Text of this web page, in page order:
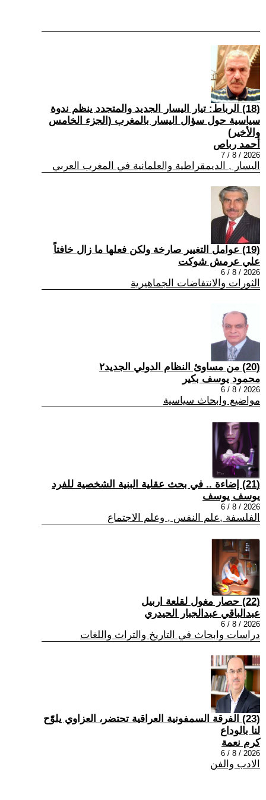
(18) الرباط: تيار اليسار الجديد والمتجدد ينظم ندوة
سياسية حول سؤال اليسار بالمغرب (الجزء الخامس
والأخير)
أحمد رباص
2026 / 8 / 7
اليسار , الديمقراطية والعلمانية في المغرب العربي
(19) عوامل التغيير صارخة ولكن فعلها ما زال خافتاً
علي عرمش شوكت
2026 / 8 / 6
الثورات والانتفاضات الجماهيرية
(20) من مساوئ النظام الدولي الجديد٢
محمود يوسف بكير
2026 / 8 / 6
مواضيع وابحاث سياسية
(21) إضاءة .. في بحث عقلية البنية الشخصية للفرد
يوسف يوسف
2026 / 8 / 6
الفلسفة ,علم النفس , وعلم الاجتماع
(22) حصار مغول لقلعة اربيل
عبدالباقي عبدالجبار الحيدري
2026 / 8 / 6
دراسات وابحاث في التاريخ والتراث واللغات
(23) الفرقة السمفونية العراقية تحتضر، العزاوي يلوّح
لنا بالوداع
كرم نعمة
2026 / 8 / 6
الادب والفن